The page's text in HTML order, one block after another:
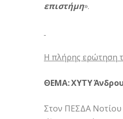
επιστήμη».
Η πλήρης ερώτηση
ΘΕΜΑ: ΧΥΤΥ
Στον ΠΕΣΔΑ Νοτίου